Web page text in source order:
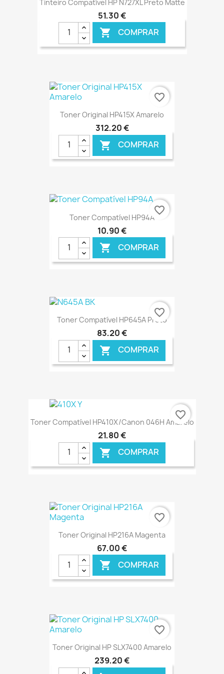
Tinteiro Compatível HP N727XL Preto Matte
51,30 €
 COMPRAR
Toner Original HP415X Amarelo
312,20 €
 COMPRAR
€ ONLINE
favorite_border
Toner Compatível HP94A
10,90 €
 COMPRAR
€ ONLINE
favorite_border
Toner Compatível HP645A Preto
83,20 €
 COMPRAR
favorite_border
Toner Compatível HP410X/Canon 046H Amarelo
21,80 €
 COMPRAR
€ ONLINE
favorite_border
Toner Original HP216A Magenta
67,00 €
 COMPRAR
€ ONLINE
favorite_border
Toner Original HP SLX7400 Amarelo
239,20 €
favorite_border